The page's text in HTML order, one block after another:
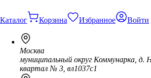
Каталог Корзина Избранное Войти
Москва
муниципальный округ Коммунарка, д.
квартал № 3, вл1037с1